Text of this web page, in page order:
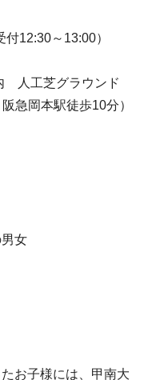
～13:00）
人工芝グラウンド
急岡本駅徒歩10分）
女
お子様には、甲南大